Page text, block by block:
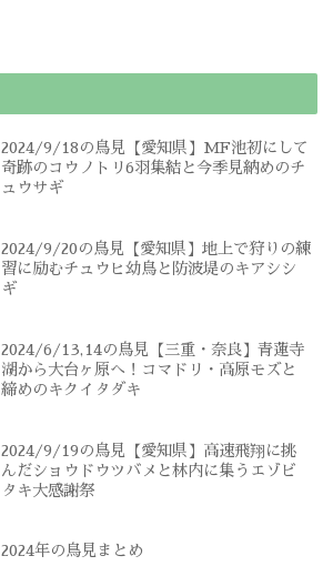
2024/9/18の鳥見【愛知県】MF池初にして
奇跡のコウノトリ6羽集結と今季見納めのチ
ュウサギ
2024/9/20の鳥見【愛知県】地上で狩りの練
習に励むチュウヒ幼鳥と防波堤のキアシシ
ギ
2024/6/13,14の鳥見【三重・奈良】青蓮寺
湖から大台ヶ原へ！コマドリ・高原モズと
締めのキクイタダキ
2024/9/19の鳥見【愛知県】高速飛翔に挑
んだショウドウツバメと林内に集うエゾビ
タキ大感謝祭
2024年の鳥見まとめ